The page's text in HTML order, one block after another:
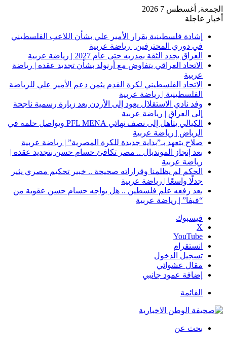
الجمعة, أغسطس 7 2026
أخبار عاجلة
إشادة فلسطينية بقرار الأمير علي بشأن اللاعب الفلسطيني
في دوري المحترفين | رياضة عربية
العراق يجدد الثقة بمدربه حتى عام 2027 | رياضة عربية
الاتحاد العراقي يتفاوض مع أرنولد بشأن تجديد عقده | رياضة
عربية
الاتحاد الفلسطيني لكرة القدم يثمن دعم الأمير علي للرياضة
الفلسطينية | رياضة عربية
وفد نادي الاستقلال يعود إلى الأردن بعد زيارة رسمية ناجحة
إلى العراق | رياضة عربية
الكيالي يتأهل إلى نصف نهائي PFL MENA ويواصل حلمه في
الرياض | رياضة عربية
صلاح يتعهد بـ”بداية جديدة للكرة المصرية” | رياضة عربية
بعد إنجاز المونديال .. مصر تكافئ حسام حسن بتجديد عقده |
رياضة عربية
الحكم لم يظلمنا وقراراته صحيحة .. خبير تحكيم مصري يثير
جدلًا واسعًا | رياضة عربية
بعد رفعه علم فلسطين .. هل يواجه حسام حسن عقوبة من
“فيفا” | رياضة عربية
فيسبوك
‫X
‫YouTube
انستقرام
تسجيل الدخول
مقال عشوائي
إضافة عمود جانبي
القائمة
بحث عن